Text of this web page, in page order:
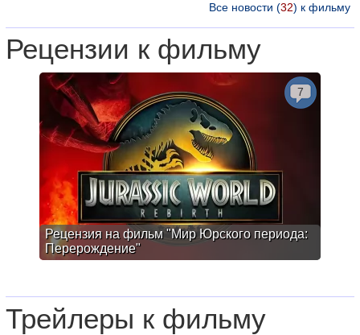
Все новости (32) к фильму
Рецензии к фильму
Рецензия на фильм "Мир Юрского периода:
Перерождение"
7
Трейлеры к фильму